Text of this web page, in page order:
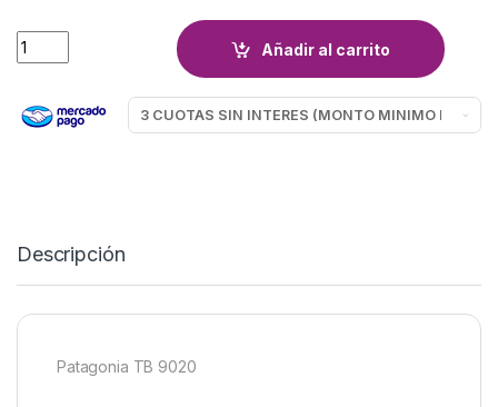
CALEFACTOR EMEGE TB PATAGONIA CE9020B 2000K
Añadir al carrito
Descripción
Patagonia TB 9020